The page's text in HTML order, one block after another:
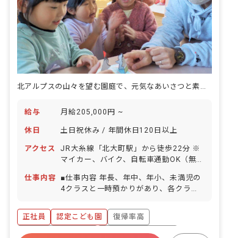
給与 月給205,000円 ~
休日 土日祝休み / 年間休日120日以上
アクセス
JR大糸線「北大町駅」から徒歩22分 ※
マイカー、バイク、自転車通勤OK（無料
仕事内容
■仕事内容 年長、年中、年小、未満児の
4クラスと一時預かりがあり、各クラス
必ず2～3名体制の複数担任制でクラスを
受け持っていただくことになり、1年を
かけて業務に慣れていただきます。 ■大
正社員 認定こども園
復帰率高
ボーナス・賞与あり
年間休日120日以上